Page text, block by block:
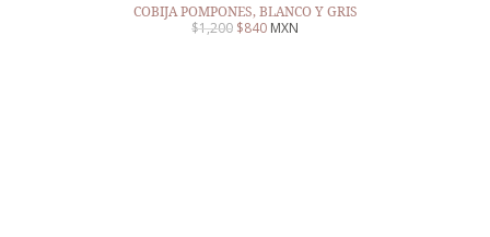
COBIJA POMPONES, BLANCO Y GRIS
$1,200 $840 MXN